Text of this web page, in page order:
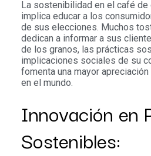
La sostenibilidad en el café
implica educar a los
de sus elecciones. Muchos
dedican a informar a sus
de los granos, las prácticas
implicaciones sociales de su
fomenta una mayor
en el mundo.
Innovación en
Sostenibles: